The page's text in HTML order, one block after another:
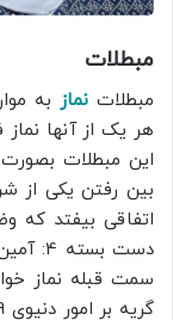
مبطلات
مبطلات نماز به
هر یک از آنها